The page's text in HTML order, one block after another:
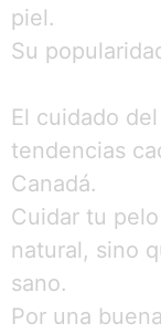
piel.
Su
El cuidado
tendencias
Canadá.
Cuidar tu
natural, sino
sano.
Por una